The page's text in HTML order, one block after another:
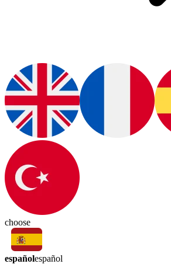
choose
españolespañol